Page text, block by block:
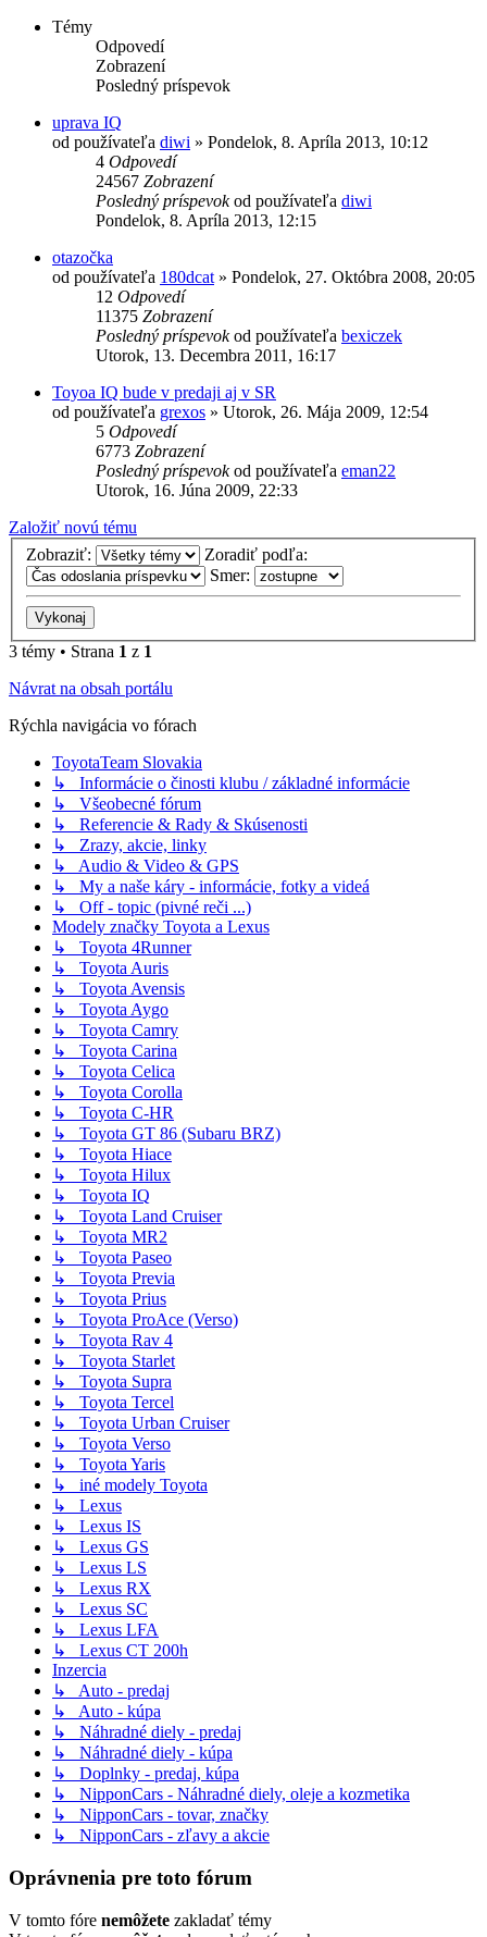
Témy
Odpovedí
Zobrazení
Posledný príspevok
uprava IQ
od používateľa diwi » Pondelok, 8. Apríla 2013, 10:12
4 Odpovedí
24567 Zobrazení
Posledný príspevokod používateľa diwi
Pondelok, 8. Apríla 2013, 12:15
otazočka
od používateľa 180dcat » Pondelok, 27. Októbra 2008, 20:05
12 Odpovedí
11375 Zobrazení
Posledný príspevokod používateľa bexiczek
Utorok, 13. Decembra 2011, 16:17
Toyoa IQ bude v predaji aj v SR
od používateľa grexos » Utorok, 26. Mája 2009, 12:54
5 Odpovedí
6773 Zobrazení
Posledný príspevokod používateľa eman22
Utorok, 16. Júna 2009, 22:33
Založiť novú tému
Zobraziť:
Zoradiť podľa:
Smer:
3 témy • Strana 1 z 1
Návrat na obsah portálu
Rýchla navigácia vo fórach
ToyotaTeam Slovakia
↳ Informácie o činosti klubu / základné informácie
↳ Všeobecné fórum
↳ Referencie & Rady & Skúsenosti
↳ Zrazy, akcie, linky
↳ Audio & Video & GPS
↳ My a naše káry - informácie, fotky a videá
↳ Off - topic (pivné reči ...)
Modely značky Toyota a Lexus
↳ Toyota 4Runner
↳ Toyota Auris
↳ Toyota Avensis
↳ Toyota Aygo
↳ Toyota Camry
↳ Toyota Carina
↳ Toyota Celica
↳ Toyota Corolla
↳ Toyota C-HR
↳ Toyota GT 86 (Subaru BRZ)
↳ Toyota Hiace
↳ Toyota Hilux
↳ Toyota IQ
↳ Toyota Land Cruiser
↳ Toyota MR2
↳ Toyota Paseo
↳ Toyota Previa
↳ Toyota Prius
↳ Toyota ProAce (Verso)
↳ Toyota Rav 4
↳ Toyota Starlet
↳ Toyota Supra
↳ Toyota Tercel
↳ Toyota Urban Cruiser
↳ Toyota Verso
↳ Toyota Yaris
↳ iné modely Toyota
↳ Lexus
↳ Lexus IS
↳ Lexus GS
↳ Lexus LS
↳ Lexus RX
↳ Lexus SC
↳ Lexus LFA
↳ Lexus CT 200h
Inzercia
↳ Auto - predaj
↳ Auto - kúpa
↳ Náhradné diely - predaj
↳ Náhradné diely - kúpa
↳ Doplnky - predaj, kúpa
↳ NipponCars - Náhradné diely, oleje a kozmetika
↳ NipponCars - tovar, značky
↳ NipponCars - zľavy a akcie
Oprávnenia pre toto fórum
V tomto fóre nemôžete zakladať témy